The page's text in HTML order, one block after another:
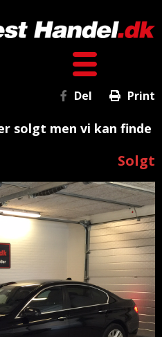
Del Print
solgt men vi kan finde
Solgt